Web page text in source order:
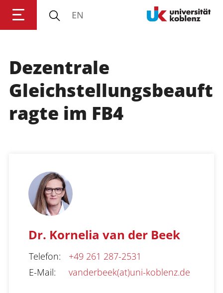
Anmelden Impressum
EN
Dezentrale
Gleichstellungsbeauft
ragte im FB4
Dr. Kornelia van der Beek
Telefon:
+49 261 287-2531
E-Mail: vanderbeek(at)uni-koblenz.de